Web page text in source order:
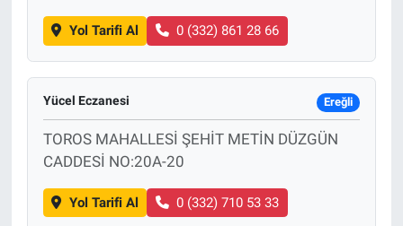
Yol Tarifi Al 0 (332) 861 28 66
Yücel Eczanesi Ereğli
TOROS MAHALLESİ ŞEHİT METİN DÜZGÜN
CADDESİ NO:20A-20
Yol Tarifi Al 0 (332) 710 53 33